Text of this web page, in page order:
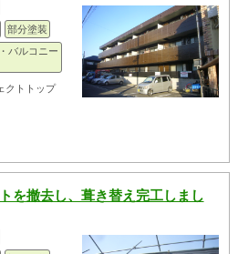
部分塗装
バルコニー
クトトップ
を撤去し、葺き替え完工しまし